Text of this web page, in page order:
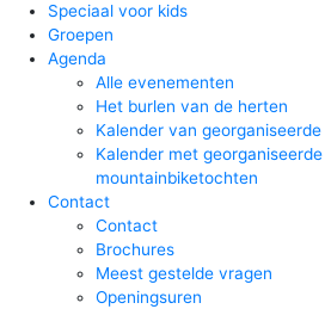
Speciaal voor kids
Groepen
Agenda
Alle evenementen
Het burlen van de herten
Kalender van
Kalender met
mountainbiketochten
Contact
Contact
Brochures
Meest gestelde vragen
Openingsuren